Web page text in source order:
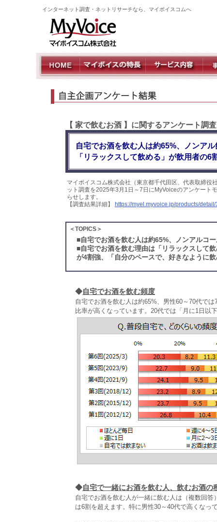
インターネット調査・ネットリサーチなら、マイボイスコムへ
【 家で飲むお酒 】に関するアンケート調
自宅でお酒を飲む人は約65%、ノンア
「リラックスして飲める」が飲用者の
マイボイスコム株式会社（東京都千代田区、代表取締
ット調査を2025年3月1日～7日にMyVoiceのアンケート
らせします。
【調査結果詳細】
https://myel.myvoice.jp/products/
＜TOPICS＞
■自宅でお酒を飲む人は約65%、ノンアルコ
■自宅でお酒を飲む理由は「リラックスして
が4割強、「自分のペースで、好きなように
◆自宅でお酒を飲む頻度
自宅でお酒を飲む人は約65%、男性60～70代で
比率が高くなっています。20代では「月に1日以
◆自宅で一緒にお酒を飲む人、飲むお酒の
自宅でお酒を飲む人が一緒に飲む人は（複数回
は6割を超えます。特に男性30～40代で高くなっ